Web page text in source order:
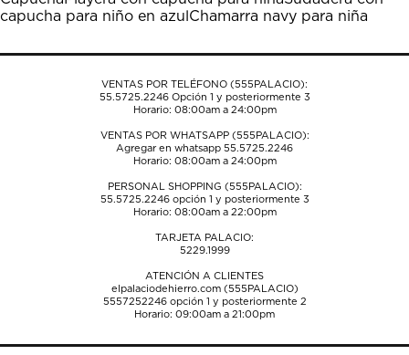
el
formulario
envío.
el
formulario
envío.
el
formulario
envío.
el
formulario
envío.
el
formulario
envío.
capucha para niño en azul Chamarra navy para niña
VENTAS POR TELÉFONO (555PALACIO):
55.5725.2246Opción 1 y posteriormente 3
Horario: 08:00am a 24:00pm
VENTAS POR WHATSAPP (555PALACIO):
Agregar en whatsapp 55.5725.2246
Horario: 08:00am a 24:00pm
PERSONAL SHOPPING (555PALACIO):
55.5725.2246opción 1 y posteriormente 3
Horario: 08:00am a 22:00pm
TARJETA PALACIO:
5229.1999
ATENCIÓN A CLIENTES
elpalaciodehierro.com (555PALACIO)
5557252246opción 1 y posteriormente 2
Horario: 09:00am a 21:00pm